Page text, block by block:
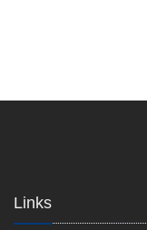
Links